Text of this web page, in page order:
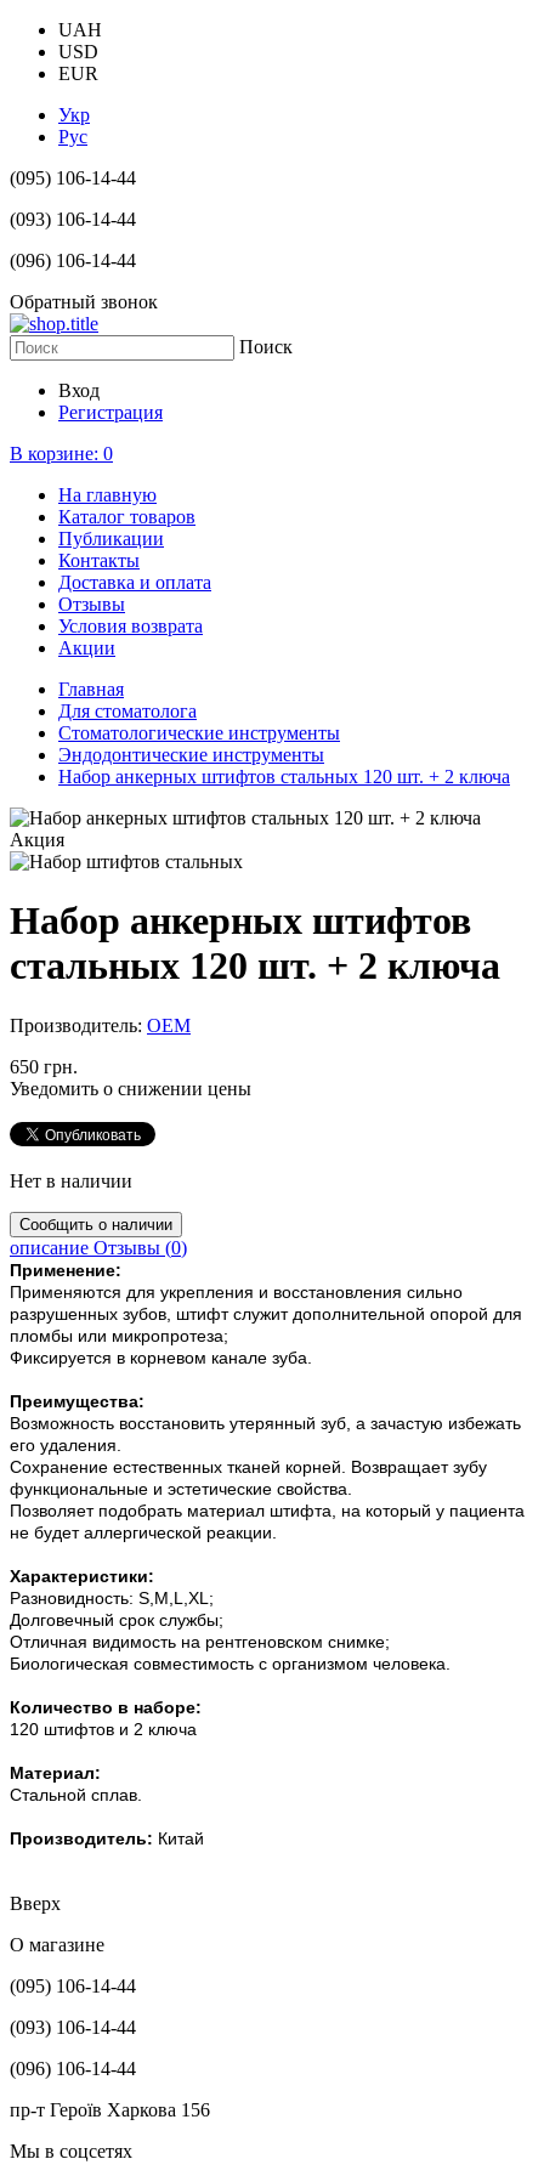
UAH
USD
EUR
Укр
Рус
(095) 106-14-44
(093) 106-14-44
(096) 106-14-44
Обратный звонок
Поиск
Вход
Регистрация
В корзине: 0
На главную
Каталог товаров
Публикации
Контакты
Доставка и оплата
Отзывы
Условия возврата
Акции
Главная
Для стоматолога
Стоматологические инструменты
Эндодонтические инструменты
Набор анкерных штифтов стальных 120 шт. + 2 ключа
Акция
Набор анкерных штифтов
стальных 120 шт. + 2 ключа
Производитель: ОЕМ
650 грн.
Уведомить о снижении цены
Нет в наличии
описание Отзывы (0)
Применение:
Применяются для укрепления и восстановления сильно
разрушенных зубов, штифт служит дополнительной опорой для
пломбы или микропротеза;
Фиксируется в корневом канале зуба.
Преимущества:
Возможность восстановить утерянный зуб, а зачастую избежать
его удаления.
Сохранение естественных тканей корней. Возвращает зубу
функциональные и эстетические свойства.
Позволяет подобрать материал штифта, на который у пациента
не будет аллергической реакции.
Характеристики:
Разновидность: S,M,L,XL;
Долговечный срок службы;
Отличная видимость на рентгеновском снимке;
Биологическая совместимость с организмом человека.
Количество в наборе:
120 штифтов и 2 ключа
Материал:
Стальной сплав.
Производитель: Китай
Вверх
О магазине
(095) 106-14-44
(093) 106-14-44
(096) 106-14-44
пр-т Героїв Харкова 156
Мы в соцсетях